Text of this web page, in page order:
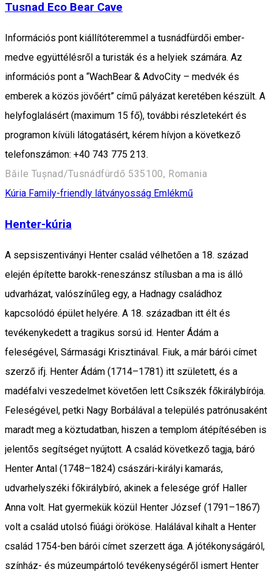
Tusnad Eco Bear Cave
Információs pont kiállítóteremmel a tusnádfürdői ember-
medve együttélésről a turisták és a helyiek számára. Az
információs pont a “WachBear & AdvoCity – medvék és
emberek a közös jövőért” című pályázat keretében készült. A
helyfoglalásért (maximum 15 fő), további részletekért és
programon kívüli látogatásért, kérem hívjon a következő
telefonszámon: +40 743 775 213.
Băile Tușnad/Tusnádfürdő 535100, Romania
Kúria Family-friendly látványosság Emlékmű
Henter-kúria
A sepsiszentiványi Henter család vélhetően a 18. század
elején építette barokk-reneszánsz stílusban a ma is álló
udvarházat, valószínűleg egy, a Hadnagy családhoz
kapcsolódó épület helyére. A 18. században itt élt és
tevékenykedett a tragikus sorsú id. Henter Ádám a
feleségével, Sármasági Krisztinával. Fiuk, a már bárói címet
szerző ifj. Henter Ádám (1714–1781) itt született, és a
madéfalvi veszedelmet követően lett Csíkszék főkirálybírója.
Feleségével, petki Nagy Borbálával a település patrónusaként
maradt meg a köztudatban, hiszen a templom átépítésében is
jelentős segítséget nyújtott. A család következő tagja, báró
Henter Antal (1748–1824) császári-királyi kamarás,
udvarhelyszéki főkirálybíró, akinek a felesége gróf Haller
Anna volt. Hat gyermekük közül Henter József (1791–1867)
volt a család utolsó fiúági örököse. Halálával kihalt a Henter
család 1754-ben bárói címet szerzett ága. A jótékonyságáról,
színház- és múzeumpártoló tevékenységéről ismert Henter